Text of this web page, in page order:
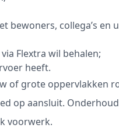
bewoners, collega’s en
Flextra wil behalen;
heeft.
of grote oppervlakken
op aansluit.
voorwerk.